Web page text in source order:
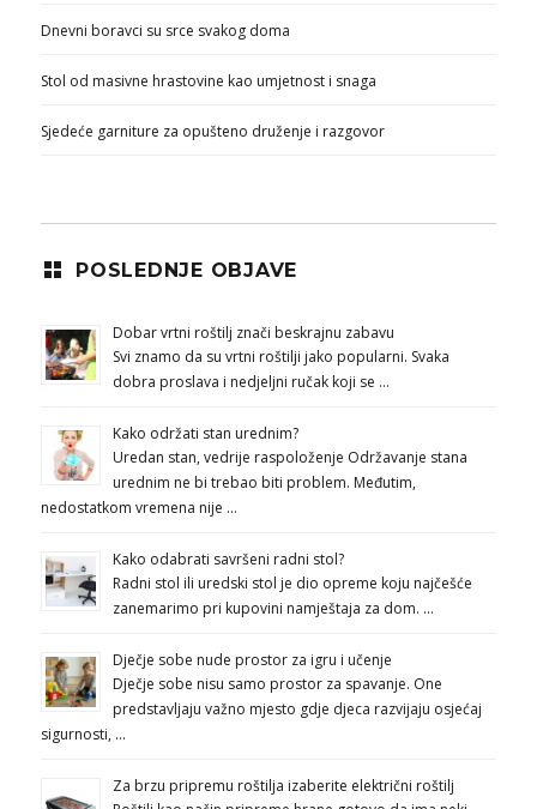
Dnevni boravci su srce svakog doma
Stol od masivne hrastovine kao umjetnost i snaga
Sjedeće garniture za opušteno druženje i razgovor
POSLEDNJE OBJAVE
Dobar vrtni roštilj znači beskrajnu zabavu
Svi znamo da su vrtni roštilji jako popularni. Svaka
dobra proslava i nedjeljni ručak koji se …
Kako održati stan urednim?
Uredan stan, vedrije raspoloženje Održavanje stana
urednim ne bi trebao biti problem. Međutim,
nedostatkom vremena nije …
Kako odabrati savršeni radni stol?
Radni stol ili uredski stol je dio opreme koju najčešće
zanemarimo pri kupovini namještaja za dom. …
Dječje sobe nude prostor za igru i učenje
Dječje sobe nisu samo prostor za spavanje. One
predstavljaju važno mjesto gdje djeca razvijaju osjećaj
sigurnosti, …
Za brzu pripremu roštilja izaberite električni roštilj